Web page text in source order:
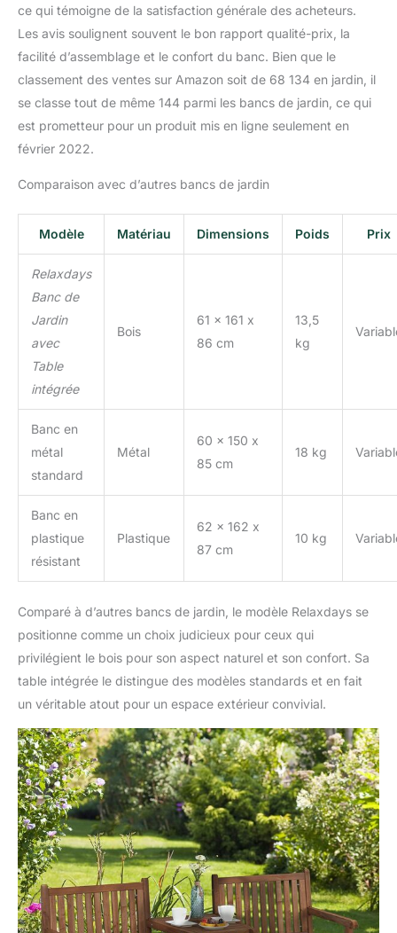
ce qui témoigne de la satisfaction générale des acheteurs.
Les avis soulignent souvent le bon rapport qualité-prix, la
facilité d’assemblage et le confort du banc. Bien que le
classement des ventes sur Amazon soit de 68 134 en jardin, il
se classe tout de même 144 parmi les bancs de jardin, ce qui
est prometteur pour un produit mis en ligne seulement en
février 2022.
Comparaison avec d’autres bancs de jardin
Modèle Matériau Dimensions Poids Prix
Relaxdays
Banc de
Jardin
avec
Table
intégrée
Bois
61 x 161 x
86 cm
13,5
kg
Banc en
métal
standard
Métal
60 x 150 x
85 cm
18 kg
Banc en
plastique
résistant
Plastique
62 x 162 x
87 cm
10 kg
Comparé à d’autres bancs de jardin, le modèle Relaxdays se
positionne comme un choix judicieux pour ceux qui
privilégient le bois pour son aspect naturel et son confort. Sa
table intégrée le distingue des modèles standards et en fait
un véritable atout pour un espace extérieur convivial.